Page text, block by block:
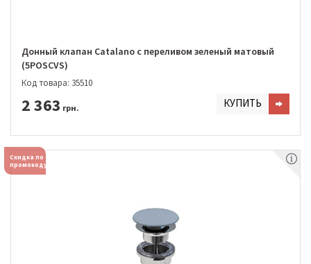
Донный клапан Catalano с переливом зеленый матовый
(5POSCVS)
Код товара: 35510
2 363 грн. КУПИТЬ
Скидка по
промокоду